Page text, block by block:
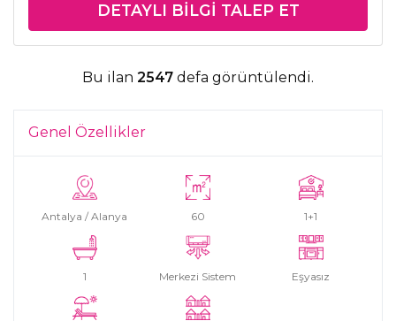
DETAYLI BILGI TALEP ET
Bu ilan 2547 defa görüntülendi.
Genel Özellikler
Antalya / Alanya 60 1+1
1 Merkezi Sistem Eşyasız